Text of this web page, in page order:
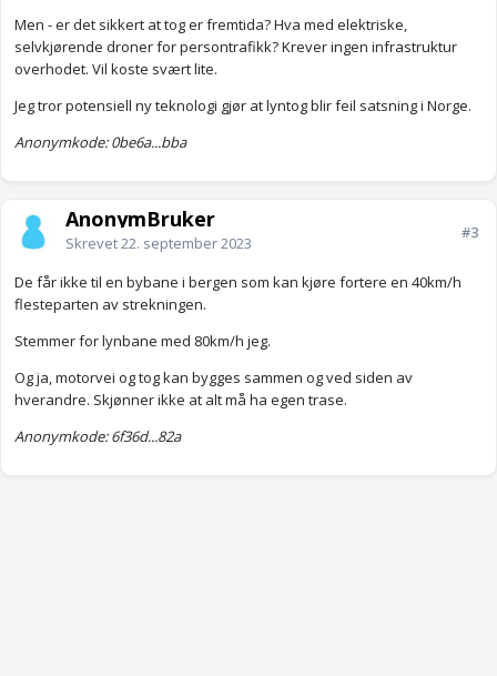
Men - er det sikkert at tog er fremtida? Hva med elektriske,
selvkjørende droner for persontrafikk? Krever ingen infrastruktur
overhodet. Vil koste svært lite.
Jeg tror potensiell ny teknologi gjør at lyntog blir feil satsning i Norge.
Anonymkode: 0be6a...bba
AnonymBruker
Skrevet22. september 2023
#3
De får ikke til en bybane i bergen som kan kjøre fortere en 40km/h
flesteparten av strekningen.
Stemmer for lynbane med 80km/h jeg.
Og ja, motorvei og tog kan bygges sammen og ved siden av
hverandre. Skjønner ikke at alt må ha egen trase.
Anonymkode: 6f36d...82a